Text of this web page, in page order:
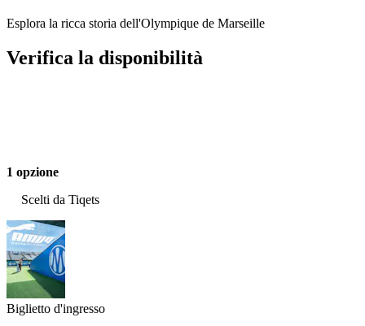
Esplora la ricca storia dell'Olympique de Marseille
Verifica la disponibilità
1 opzione
Scelti da Tiqets
Biglietto d'ingresso